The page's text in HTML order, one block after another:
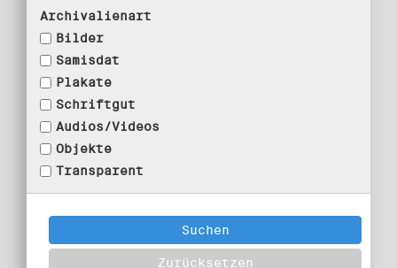
Archivalienart
Bilder
Samisdat
Plakate
Schriftgut
Audios/Videos
Objekte
Transparent